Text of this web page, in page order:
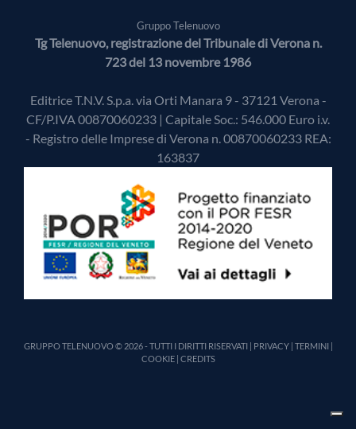
Gruppo Telenuovo
Tg Telenuovo, registrazione del Tribunale di Verona n.
723 del 13 novembre 1986
Editrice T.N.V. S.p.a. via Orti Manara 9 - 37121 Verona -
CF/P.IVA 00870060233 | Capitale Soc.: 546.000 Euro i.v.
- Registro delle Imprese di Verona n. 00870060233 REA:
163837
GRUPPO TELENUOVO © 2026 - TUTTI I DIRITTI RISERVATI | PRIVACY| TERMINI|
COOKIE| CREDITS